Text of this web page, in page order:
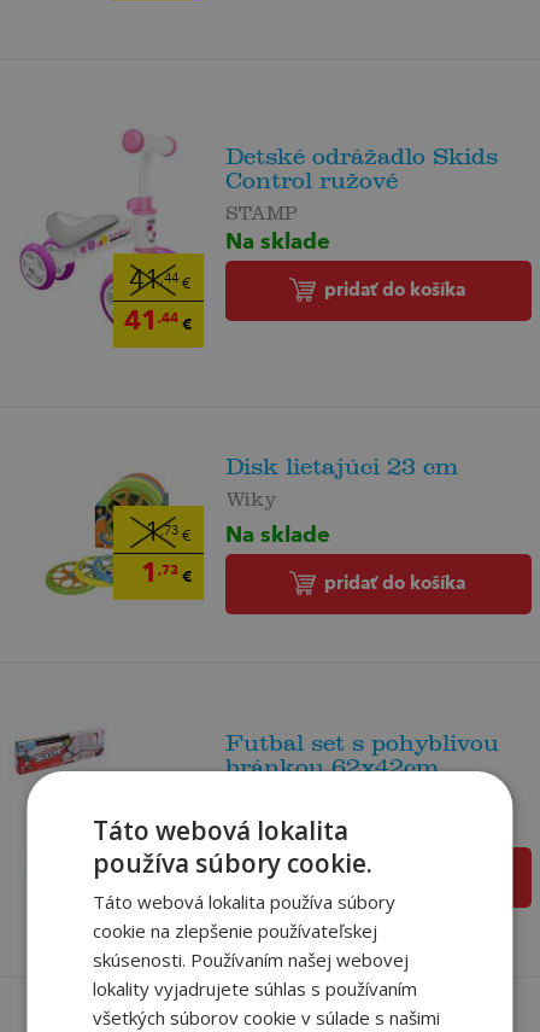
41,44€
41 ,44€
Detské odrážadlo Skids
Control ružové
STAMP
Na sklade
pridať do košíka
1,73€
1 ,73€
Disk lietajúci 23 cm
Wiky
Na sklade
pridať do košíka
28
Futbal set s pohyblivou
bránkou 62x42cm
Na sklade
pridať do košíka
Táto webová lokalita
používa súbory cookie.
Táto webová lokalita používa súbory
cookie na zlepšenie používateľskej
skúsenosti. Používaním našej webovej
lokality vyjadrujete súhlas s používaním
všetkých súborov cookie v súlade s našimi